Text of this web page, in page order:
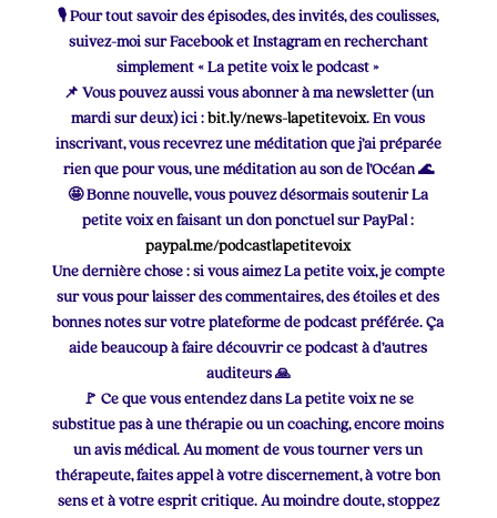
🎙 Pour tout savoir des épisodes, des invités, des coulisses,
suivez-moi sur Facebook et Instagram en recherchant
simplement « La petite voix le podcast »
📌 Vous pouvez aussi vous abonner à ma newsletter (un
mardi sur deux) ici : bit.ly/news-lapetitevoix. En vous
inscrivant, vous recevrez une méditation que j’ai préparée
rien que pour vous, une méditation au son de l’Océan 🌊
🤩 Bonne nouvelle, vous pouvez désormais soutenir La
petite voixen faisant un don ponctuel sur PayPal :
paypal.me/podcastlapetitevoix
Une dernière chose : si vous aimez La petite voix, je compte
sur vous pour laisser des commentaires, des étoiles et des
bonnes notes sur votre plateforme de podcast préférée. Ça
aide beaucoup à faire découvrir ce podcast à d’autres
auditeurs 🙏
🚩 Ce que vous entendez dans La petite voix ne se
substitue pas à une thérapie ou un coaching, encore moins
un avis médical. Au moment de vous tourner vers un
thérapeute, faites appel à votre discernement, à votre bon
sens et à votre esprit critique. Au moindre doute, stoppez